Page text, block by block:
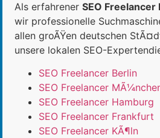
Als erfahrener SEO
wir professionelle
allen groÃŸen deutschen
unsere lokalen SEO-
SEO Freelancer Berlin
SEO Freelancer
SEO Freelancer Hamburg
SEO Freelancer Frankfurt
SEO Freelancer KÃ¶ln